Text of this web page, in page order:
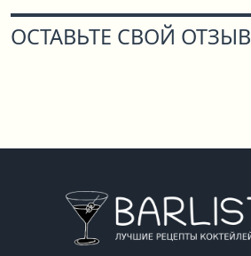
ОСТАВЬТЕ СВОЙ ОТЗЫВ